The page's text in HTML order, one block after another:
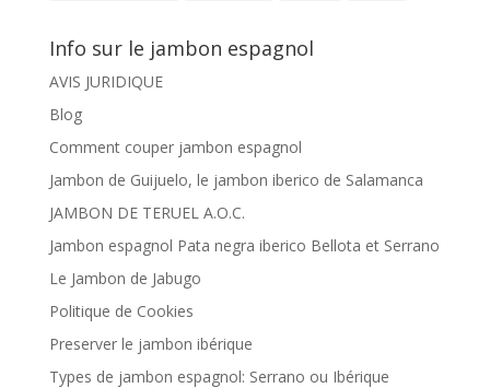
Info sur le jambon espagnol
AVIS JURIDIQUE
Blog
Comment couper jambon espagnol
Jambon de Guijuelo, le jambon iberico de Salamanca
JAMBON DE TERUEL A.O.C.
Jambon espagnol Pata negra iberico Bellota et Serrano
Le Jambon de Jabugo
Politique de Cookies
Preserver le jambon ibérique
Types de jambon espagnol: Serrano ou Ibérique